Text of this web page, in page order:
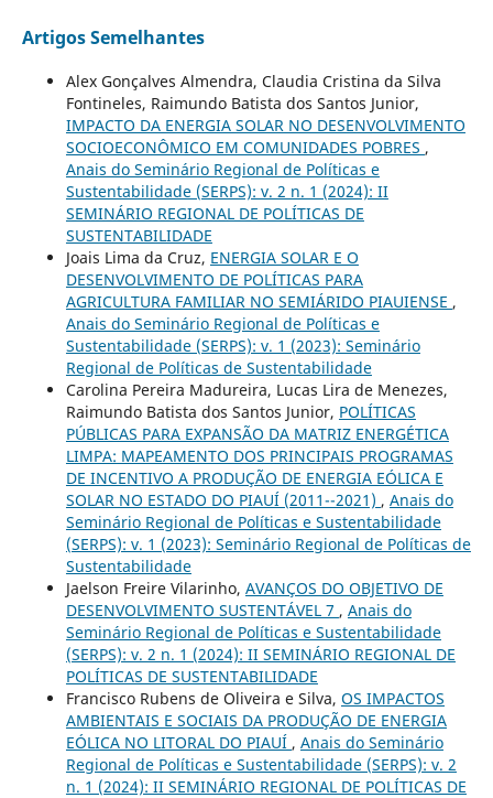
Artigos Semelhantes
Alex Gonçalves Almendra, Claudia Cristina da Silva
Fontineles, Raimundo Batista dos Santos Junior,
IMPACTO DA ENERGIA SOLAR NO DESENVOLVIMENTO
SOCIOECONÔMICO EM COMUNIDADES POBRES ,
Anais do Seminário Regional de Políticas e
Sustentabilidade (SERPS): v. 2 n. 1 (2024): II
SEMINÁRIO REGIONAL DE POLÍTICAS DE
SUSTENTABILIDADE
Joais Lima da Cruz, ENERGIA SOLAR E O
DESENVOLVIMENTO DE POLÍTICAS PARA
AGRICULTURA FAMILIAR NO SEMIÁRIDO PIAUIENSE ,
Anais do Seminário Regional de Políticas e
Sustentabilidade (SERPS): v. 1 (2023): Seminário
Regional de Políticas de Sustentabilidade
Carolina Pereira Madureira, Lucas Lira de Menezes,
Raimundo Batista dos Santos Junior, POLÍTICAS
PÚBLICAS PARA EXPANSÃO DA MATRIZ ENERGÉTICA
LIMPA: MAPEAMENTO DOS PRINCIPAIS PROGRAMAS
DE INCENTIVO A PRODUÇÃO DE ENERGIA EÓLICA E
SOLAR NO ESTADO DO PIAUÍ (2011--2021) , Anais do
Seminário Regional de Políticas e Sustentabilidade
(SERPS): v. 1 (2023): Seminário Regional de Políticas de
Sustentabilidade
Jaelson Freire Vilarinho, AVANÇOS DO OBJETIVO DE
DESENVOLVIMENTO SUSTENTÁVEL 7 , Anais do
Seminário Regional de Políticas e Sustentabilidade
(SERPS): v. 2 n. 1 (2024): II SEMINÁRIO REGIONAL DE
POLÍTICAS DE SUSTENTABILIDADE
Francisco Rubens de Oliveira e Silva, OS IMPACTOS
AMBIENTAIS E SOCIAIS DA PRODUÇÃO DE ENERGIA
EÓLICA NO LITORAL DO PIAUÍ , Anais do Seminário
Regional de Políticas e Sustentabilidade (SERPS): v. 2
n. 1 (2024): II SEMINÁRIO REGIONAL DE POLÍTICAS DE